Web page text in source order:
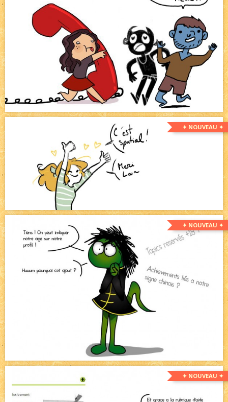
✦ NOUVEAU ✦
✦ NOUVEAU ✦
✦ NOUVEAU ✦